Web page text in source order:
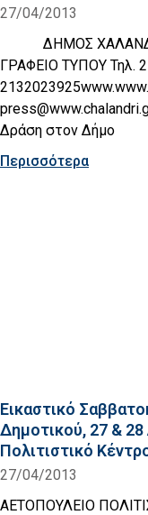
27/04/2013
ΔΗΜΟΣ
ΓΡΑΦΕΙΟ ΤΥΠΟΥ Τηλ.
Δράση στον Δήμο
Περισσότερα
Εικαστικό
Δημοτικού, 27 &
Πολιτιστικό
27/04/2013
ΑΕΤΟΠΟΥΛΕΙΟ